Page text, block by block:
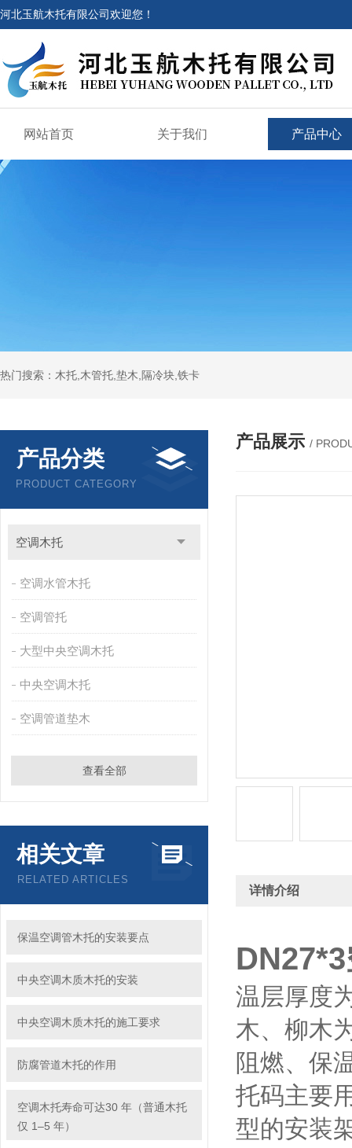
河北玉航木托有限公司欢迎您！
网站首页 关于我们 产品中心
热门搜索：木托,木管托,垫木,隔冷块,铁卡
产品分类
PRODUCT CATEGORY
空调木托
空调水管木托
空调管托
大型中央空调木托
中央空调木托
空调管道垫木
查看全部
相关文章
RELATED ARTICLES
保温空调管木托的安装要点
中央空调木质木托的安装
中央空调木质木托的施工要求
防腐管道木托的作用
空调木托寿命可达30 年（普通木托
仅 1–5 年）
产品展示 /
详情介绍
温层厚度
木、柳木
阻燃、保
托码主要
型的安装